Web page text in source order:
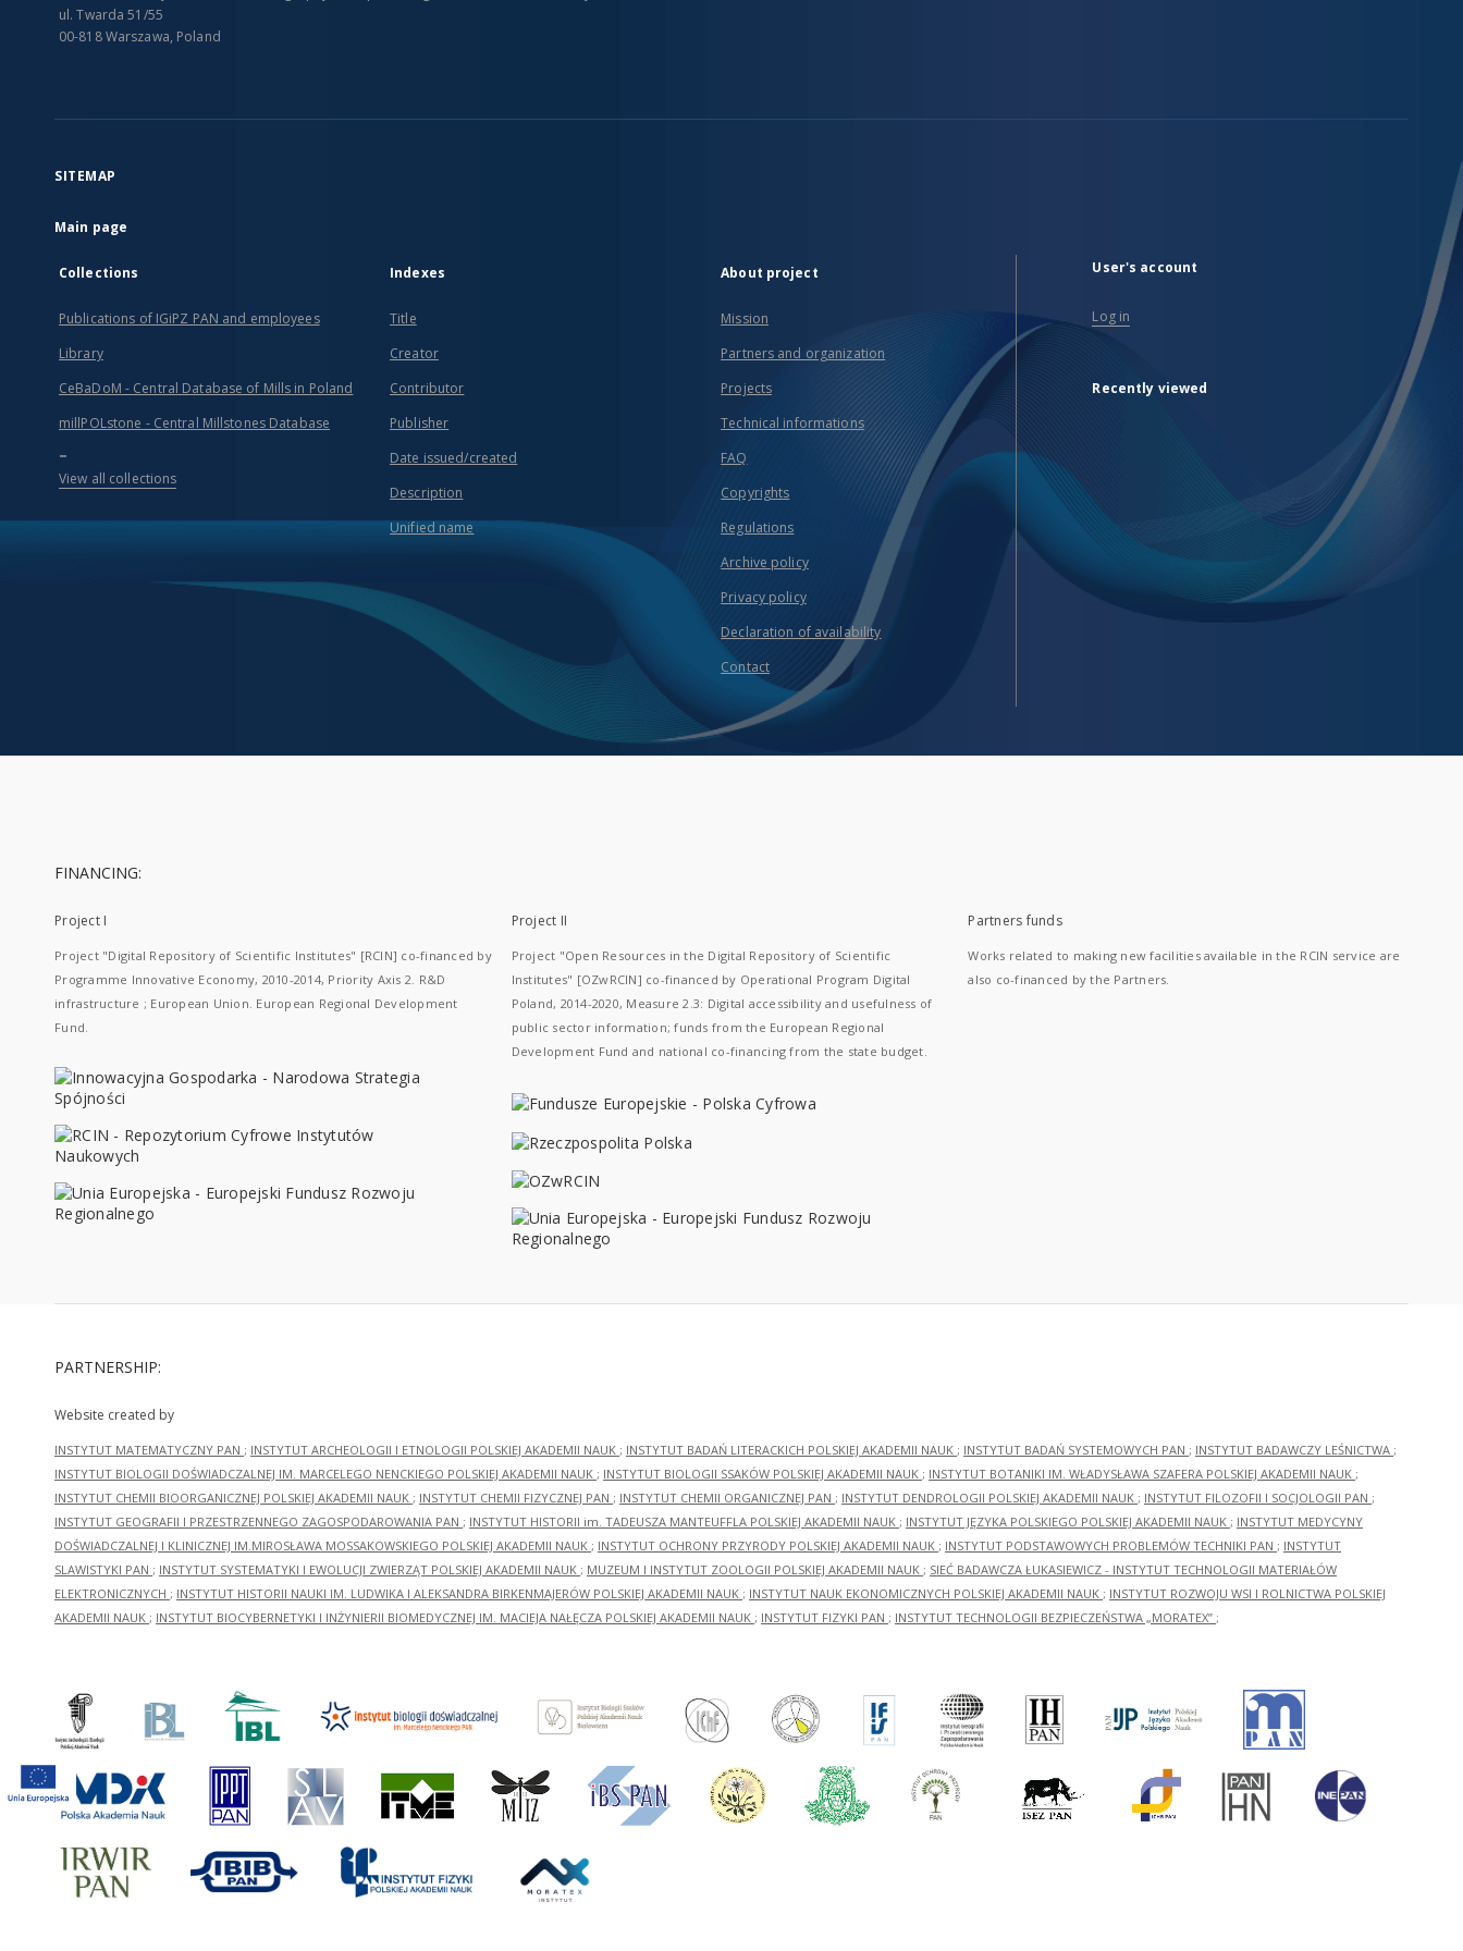
ul. Twarda 51/55
00-818 Warszawa, Poland
SITEMAP
Main page
Collections
Publications of IGiPZ PAN and employees
Library
CeBaDoM - Central Database of Mills in Poland
millPOLstone - Central Millstones Database
...
View all collections
Indexes
Title
Creator
Contributor
Publisher
Date issued/created
Description
Unified name
About project
Mission
Partners and organization
Projects
Technical informations
FAQ
Copyrights
Regulations
Archive policy
Privacy policy
Declaration of availability
Contact
User's account
Log in
Recently viewed
FINANCING:
Project I
Project "Digital Repository of Scientific Institutes" [RCIN] co-financed by
Programme Innovative Economy, 2010-2014, Priority Axis 2. R&D
infrastructure ; European Union. European Regional Development
Fund.
Project II
Project "Open Resources in the Digital Repository of Scientific
Institutes" [OZwRCIN] co-financed by Operational Program Digital
Poland, 2014-2020, Measure 2.3: Digital accessibility and usefulness of
public sector information; funds from the European Regional
Development Fund and national co-financing from the state budget.
Partners funds
Works related to making new facilities available in the RCIN service are
also co-financed by the Partners.
PARTNERSHIP:
Website created by
INSTYTUT MATEMATYCZNY PAN ; INSTYTUT ARCHEOLOGII I ETNOLOGII POLSKIEJ AKADEMII NAUK ; INSTYTUT BADAŃ LITERACKICH POLSKIEJ AKADEMII NAUK ; INSTYTUT BADAŃ SYSTEMOWYCH PAN ; INSTYTUT BADAWCZY LEŚNICTWA ;
INSTYTUT BIOLOGII DOŚWIADCZALNEJ IM. MARCELEGO NENCKIEGO POLSKIEJ AKADEMII NAUK ; INSTYTUT BIOLOGII SSAKÓW POLSKIEJ AKADEMII NAUK ; INSTYTUT BOTANIKI IM. WŁADYSŁAWA SZAFERA POLSKIEJ AKADEMII NAUK ;
INSTYTUT CHEMII BIOORGANICZNEJ POLSKIEJ AKADEMII NAUK ; INSTYTUT CHEMII FIZYCZNEJ PAN ; INSTYTUT CHEMII ORGANICZNEJ PAN ; INSTYTUT DENDROLOGII POLSKIEJ AKADEMII NAUK ; INSTYTUT FILOZOFII I SOCJOLOGII PAN ;
INSTYTUT GEOGRAFII I PRZESTRZENNEGO ZAGOSPODAROWANIA PAN ; INSTYTUT HISTORII im. TADEUSZA MANTEUFFLA POLSKIEJ AKADEMII NAUK ; INSTYTUT JĘZYKA POLSKIEGO POLSKIEJ AKADEMII NAUK ; INSTYTUT MEDYCYNY
DOŚWIADCZALNEJ I KLINICZNEJ IM.MIROSŁAWA MOSSAKOWSKIEGO POLSKIEJ AKADEMII NAUK ; INSTYTUT OCHRONY PRZYRODY POLSKIEJ AKADEMII NAUK ; INSTYTUT PODSTAWOWYCH PROBLEMÓW TECHNIKI PAN ; INSTYTUT
SLAWISTYKI PAN ; INSTYTUT SYSTEMATYKI I EWOLUCJI ZWIERZĄT POLSKIEJ AKADEMII NAUK ; MUZEUM I INSTYTUT ZOOLOGII POLSKIEJ AKADEMII NAUK ; SIEĆ BADAWCZA ŁUKASIEWICZ - INSTYTUT TECHNOLOGII MATERIAŁÓW
ELEKTRONICZNYCH ; INSTYTUT HISTORII NAUKI IM. LUDWIKA I ALEKSANDRA BIRKENMAJERÓW POLSKIEJ AKADEMII NAUK ; INSTYTUT NAUK EKONOMICZNYCH POLSKIEJ AKADEMII NAUK ; INSTYTUT ROZWOJU WSI I ROLNICTWA POLSKIEJ
AKADEMII NAUK ; INSTYTUT BIOCYBERNETYKI I INŻYNIERII BIOMEDYCZNEJ IM. MACIEJA NAŁĘCZA POLSKIEJ AKADEMII NAUK ; INSTYTUT FIZYKI PAN ; INSTYTUT TECHNOLOGII BEZPIECZEŃSTWA „MORATEX” ;